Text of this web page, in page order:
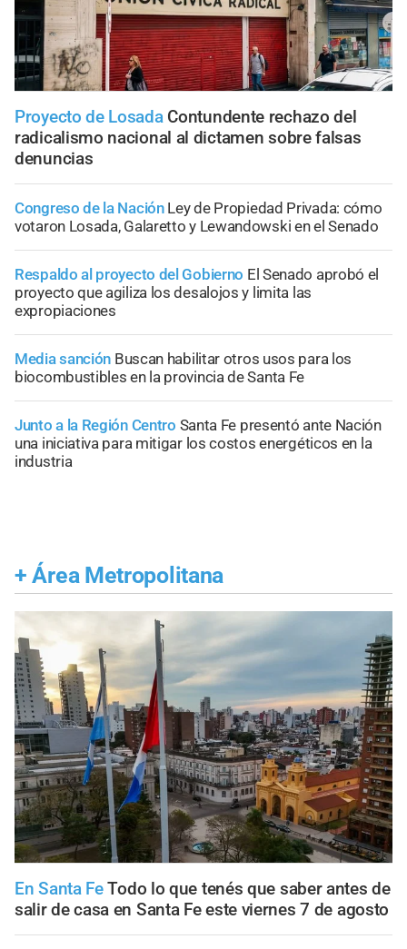
Proyecto de Losada Contundente rechazo del
radicalismo nacional al dictamen sobre falsas
denuncias
Congreso de la Nación Ley de Propiedad Privada: cómo
votaron Losada, Galaretto y Lewandowski en el Senado
Respaldo al proyecto del Gobierno El Senado aprobó el
proyecto que agiliza los desalojos y limita las
expropiaciones
Media sanción Buscan habilitar otros usos para los
biocombustibles en la provincia de Santa Fe
Junto a la Región Centro Santa Fe presentó ante Nación
una iniciativa para mitigar los costos energéticos en la
industria
+ Área Metropolitana
En Santa FeTodo lo que tenés que saber antes de
salir de casa en Santa Fe este viernes 7 de agosto